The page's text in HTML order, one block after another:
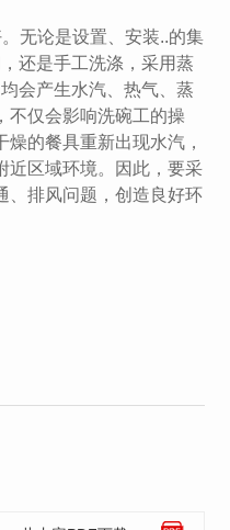
无论是设置、安装..的集
还是手工洗涤，采用蒸
会产生水汽、热气、蒸
不仅会影响洗碗工的操
的餐具重新出现水汽，
近区域环境。因此，要采
、排风问题，创造良好环